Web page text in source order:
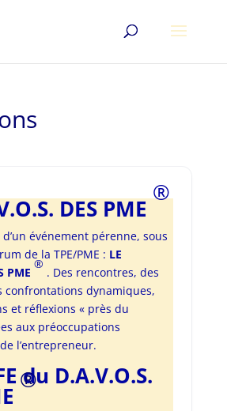
DES PME
®
d’un événement pérenne, sous
de la TPE/PME : LE
PME
®
. Des rencontres, des
confrontations dynamiques,
et réflexions « près du
aux préoccupations
l’entrepreneur.
du D.A.V.O.S.
®